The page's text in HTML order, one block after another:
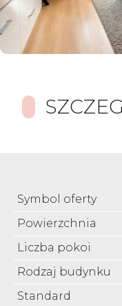
Symbol oferty
Powierzchnia
Liczba pokoi
Rodzaj budynku
Standard